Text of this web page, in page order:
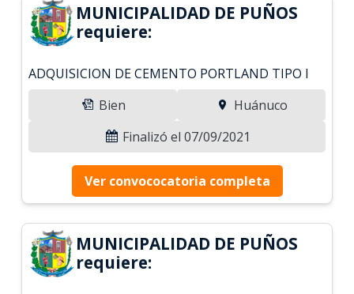
MUNICIPALIDAD DE PUÑOS
requiere:
ADQUISICION DE CEMENTO PORTLAND TIPO I
Bien
Huánuco
Finalizó el 07/09/2021
Ver convococatoria completa
MUNICIPALIDAD DE PUÑOS
requiere: